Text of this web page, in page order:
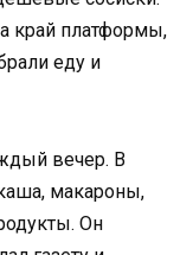
край платформы,
еду и
вечер. В
макароны,
Он